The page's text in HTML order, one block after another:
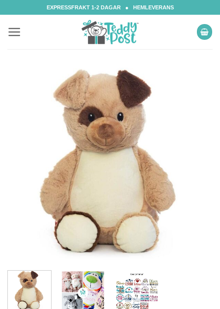
to
EXPRESSFRAKT 1-2 DAGAR ● HEMLEVERANS